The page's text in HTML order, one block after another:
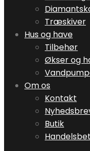
Træskiver
Hus og have
Tilbehør
Økser og
Om os
Kontakt
Butik